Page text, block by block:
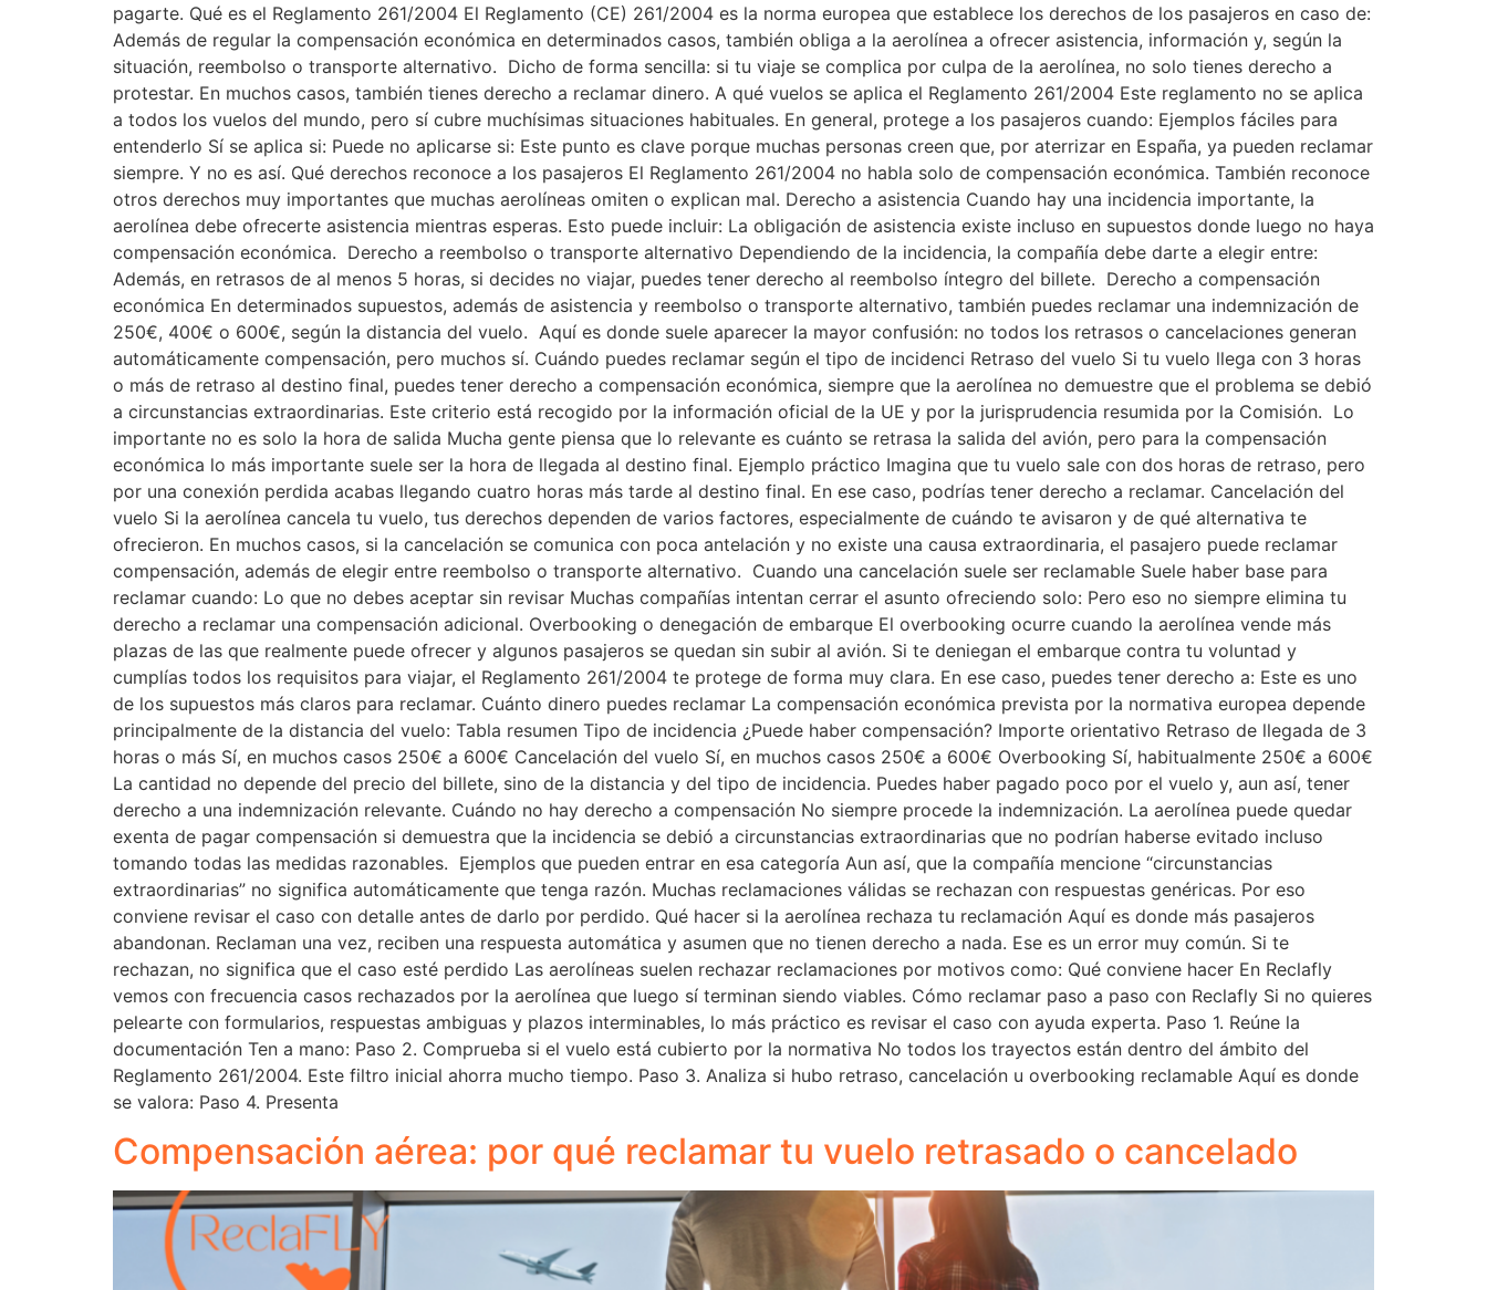
pagarte. Qué es el Reglamento 261/2004 El Reglamento (CE) 261/2004 es la norma europea que establece los derechos de los pasajeros en caso de:
Además de regular la compensación económica en determinados casos, también obliga a la aerolínea a ofrecer asistencia, información y, según la
situación, reembolso o transporte alternativo. Dicho de forma sencilla: si tu viaje se complica por culpa de la aerolínea, no solo tienes derecho a
protestar. En muchos casos, también tienes derecho a reclamar dinero. A qué vuelos se aplica el Reglamento 261/2004 Este reglamento no se aplica
a todos los vuelos del mundo, pero sí cubre muchísimas situaciones habituales. En general, protege a los pasajeros cuando: Ejemplos fáciles para
entenderlo Sí se aplica si: Puede no aplicarse si: Este punto es clave porque muchas personas creen que, por aterrizar en España, ya pueden reclamar
siempre. Y no es así. Qué derechos reconoce a los pasajeros El Reglamento 261/2004 no habla solo de compensación económica. También reconoce
otros derechos muy importantes que muchas aerolíneas omiten o explican mal. Derecho a asistencia Cuando hay una incidencia importante, la
aerolínea debe ofrecerte asistencia mientras esperas. Esto puede incluir: La obligación de asistencia existe incluso en supuestos donde luego no haya
compensación económica. Derecho a reembolso o transporte alternativo Dependiendo de la incidencia, la compañía debe darte a elegir entre:
Además, en retrasos de al menos 5 horas, si decides no viajar, puedes tener derecho al reembolso íntegro del billete. Derecho a compensación
económica En determinados supuestos, además de asistencia y reembolso o transporte alternativo, también puedes reclamar una indemnización de
250€, 400€ o 600€, según la distancia del vuelo. Aquí es donde suele aparecer la mayor confusión: no todos los retrasos o cancelaciones generan
automáticamente compensación, pero muchos sí. Cuándo puedes reclamar según el tipo de incidenci Retraso del vuelo Si tu vuelo llega con 3 horas
o más de retraso al destino final, puedes tener derecho a compensación económica, siempre que la aerolínea no demuestre que el problema se debió
a circunstancias extraordinarias. Este criterio está recogido por la información oficial de la UE y por la jurisprudencia resumida por la Comisión. Lo
importante no es solo la hora de salida Mucha gente piensa que lo relevante es cuánto se retrasa la salida del avión, pero para la compensación
económica lo más importante suele ser la hora de llegada al destino final. Ejemplo práctico Imagina que tu vuelo sale con dos horas de retraso, pero
por una conexión perdida acabas llegando cuatro horas más tarde al destino final. En ese caso, podrías tener derecho a reclamar. Cancelación del
vuelo Si la aerolínea cancela tu vuelo, tus derechos dependen de varios factores, especialmente de cuándo te avisaron y de qué alternativa te
ofrecieron. En muchos casos, si la cancelación se comunica con poca antelación y no existe una causa extraordinaria, el pasajero puede reclamar
compensación, además de elegir entre reembolso o transporte alternativo. Cuando una cancelación suele ser reclamable Suele haber base para
reclamar cuando: Lo que no debes aceptar sin revisar Muchas compañías intentan cerrar el asunto ofreciendo solo: Pero eso no siempre elimina tu
derecho a reclamar una compensación adicional. Overbooking o denegación de embarque El overbooking ocurre cuando la aerolínea vende más
plazas de las que realmente puede ofrecer y algunos pasajeros se quedan sin subir al avión. Si te deniegan el embarque contra tu voluntad y
cumplías todos los requisitos para viajar, el Reglamento 261/2004 te protege de forma muy clara. En ese caso, puedes tener derecho a: Este es uno
de los supuestos más claros para reclamar. Cuánto dinero puedes reclamar La compensación económica prevista por la normativa europea depende
principalmente de la distancia del vuelo: Tabla resumen Tipo de incidencia ¿Puede haber compensación? Importe orientativo Retraso de llegada de 3
horas o más Sí, en muchos casos 250€ a 600€ Cancelación del vuelo Sí, en muchos casos 250€ a 600€ Overbooking Sí, habitualmente 250€ a 600€
La cantidad no depende del precio del billete, sino de la distancia y del tipo de incidencia. Puedes haber pagado poco por el vuelo y, aun así, tener
derecho a una indemnización relevante. Cuándo no hay derecho a compensación No siempre procede la indemnización. La aerolínea puede quedar
exenta de pagar compensación si demuestra que la incidencia se debió a circunstancias extraordinarias que no podrían haberse evitado incluso
tomando todas las medidas razonables. Ejemplos que pueden entrar en esa categoría Aun así, que la compañía mencione “circunstancias
extraordinarias” no significa automáticamente que tenga razón. Muchas reclamaciones válidas se rechazan con respuestas genéricas. Por eso
conviene revisar el caso con detalle antes de darlo por perdido. Qué hacer si la aerolínea rechaza tu reclamación Aquí es donde más pasajeros
abandonan. Reclaman una vez, reciben una respuesta automática y asumen que no tienen derecho a nada. Ese es un error muy común. Si te
rechazan, no significa que el caso esté perdido Las aerolíneas suelen rechazar reclamaciones por motivos como: Qué conviene hacer En Reclafly
vemos con frecuencia casos rechazados por la aerolínea que luego sí terminan siendo viables. Cómo reclamar paso a paso con Reclafly Si no quieres
pelearte con formularios, respuestas ambiguas y plazos interminables, lo más práctico es revisar el caso con ayuda experta. Paso 1. Reúne la
documentación Ten a mano: Paso 2. Comprueba si el vuelo está cubierto por la normativa No todos los trayectos están dentro del ámbito del
Reglamento 261/2004. Este filtro inicial ahorra mucho tiempo. Paso 3. Analiza si hubo retraso, cancelación u overbooking reclamable Aquí es donde
se valora: Paso 4. Presenta
Compensación aérea: por qué reclamar tu vuelo retrasado o cancelado